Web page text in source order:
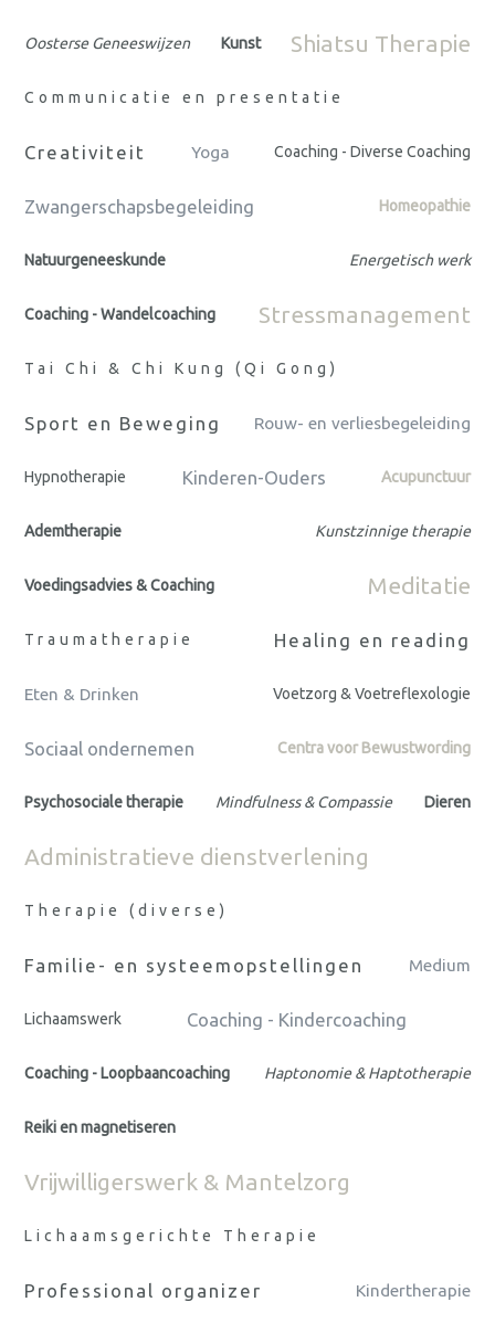
Oosterse Geneeswijzen Kunst Shiatsu Therapie
Communicatie en presentatie
Creativiteit Yoga Coaching - Diverse Coaching
Zwangerschapsbegeleiding Homeopathie
Natuurgeneeskunde Energetisch werk
Coaching - Wandelcoaching Stressmanagement
Tai Chi & Chi Kung (Qi Gong)
Sport en Beweging Rouw- en verliesbegeleiding
Hypnotherapie Kinderen-Ouders Acupunctuur
Ademtherapie Kunstzinnige therapie
Voedingsadvies & Coaching Meditatie
Traumatherapie Healing en reading
Eten & Drinken Voetzorg & Voetreflexologie
Sociaal ondernemen Centra voor Bewustwording
Psychosociale therapie Mindfulness & Compassie Dieren
Administratieve dienstverlening
Therapie (diverse)
Familie- en systeemopstellingen Medium
Lichaamswerk Coaching - Kindercoaching
Coaching - Loopbaancoaching Haptonomie & Haptotherapie
Reiki en magnetiseren
Vrijwilligerswerk & Mantelzorg
Lichaamsgerichte Therapie
Professional organizer Kindertherapie